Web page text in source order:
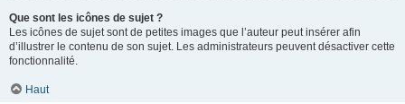
Que sont les icônes de sujet ?
Les icônes de sujet sont de petites images que l’auteur peut insérer afin
d’illustrer le contenu de son sujet. Les administrateurs peuvent désactiver cette
fonctionnalité.
Haut